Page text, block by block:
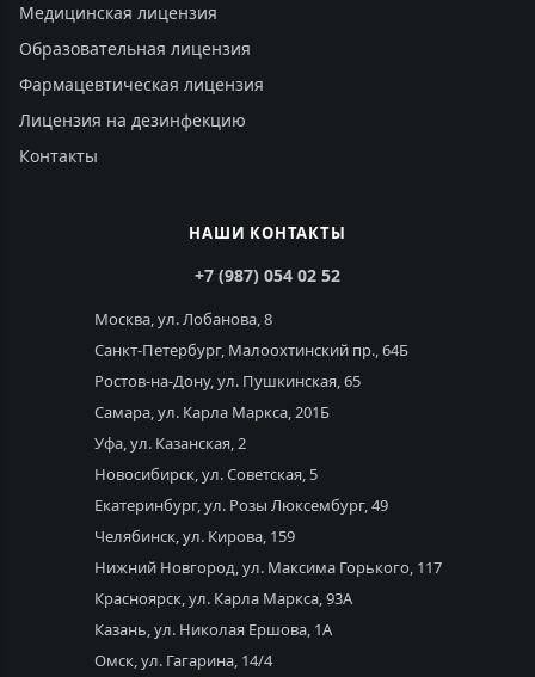
Медицинская лицензия
Образовательная лицензия
Фармацевтическая лицензия
Лицензия на дезинфекцию
Контакты
НАШИ КОНТАКТЫ
+7 (987) 054 02 52
Москва, ул. Лобанова, 8
Санкт-Петербург, Малоохтинский пр., 64Б
Ростов-на-Дону, ул. Пушкинская, 65
Самара, ул. Карла Маркса, 201Б
Уфа, ул. Казанская, 2
Новосибирск, ул. Советская, 5
Екатеринбург, ул. Розы Люксембург, 49
Челябинск, ул. Кирова, 159
Нижний Новгород, ул. Максима Горького, 117
Красноярск, ул. Карла Маркса, 93А
Казань, ул. Николая Ершова, 1А
Омск, ул. Гагарина, 14/4